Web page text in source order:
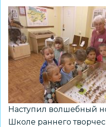
Наступил волшебный
Школе раннего